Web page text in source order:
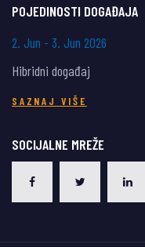
POJEDINOSTI DOGAĐAJA
2. Jun - 3. Jun 2026
Hibridni događaj
SAZNAJ VIŠE
SOCIJALNE MREŽE